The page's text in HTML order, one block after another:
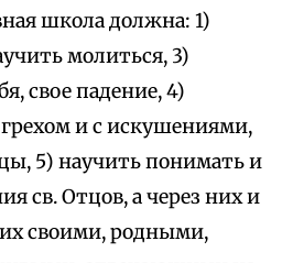
школа должна: 1)
молиться, 3)
свое падение, 4)
грехом и с искушениями,
5) научить понимать и
св. Отцов, а через них и
их своими, родными,